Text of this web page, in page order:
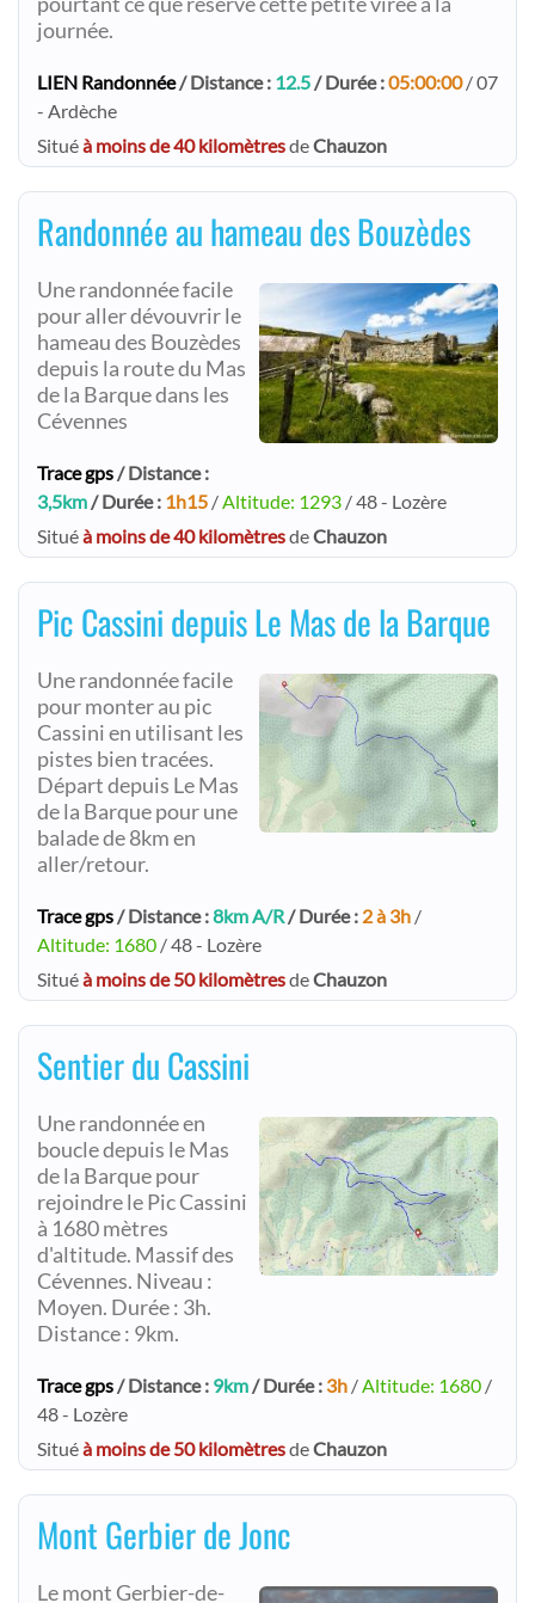
journée.
LIEN Randonnée/ Distance : 12.5/ Durée :05:00:00/ 07
- Ardèche
Situéà moins de 40 kilomètresdeChauzon
Randonnée au hameau des Bouzèdes
Une randonnée facile
pour aller dévouvrir le
hameau des Bouzèdes
depuis la route du Mas
de la Barque dans les
Cévennes
Trace gps/ Distance :
3,5km/ Durée : 1h15 /Altitude: 1293 / 48 - Lozère
Situéà moins de 40 kilomètresdeChauzon
Pic Cassini depuis Le Mas de la Barque
Une randonnée facile
pour monter au pic
Cassini en utilisant les
pistes bien tracées.
Départ depuis Le Mas
de la Barque pour une
balade de 8km en
aller/retour.
Trace gps/ Distance :8km A/R/ Durée : 2 à 3h /
Altitude: 1680 / 48 - Lozère
Situéà moins de 50 kilomètresdeChauzon
Sentier du Cassini
Une randonnée en
boucle depuis le Mas
de la Barque pour
rejoindre le Pic Cassini
à 1680 mètres
d'altitude. Massif des
Cévennes. Niveau :
Moyen. Durée : 3h.
Distance : 9km.
Trace gps/ Distance : 9km/ Durée : 3h /Altitude: 1680 /
48 - Lozère
Situéà moins de 50 kilomètresdeChauzon
Mont Gerbier de Jonc
Le mont Gerbier-de-